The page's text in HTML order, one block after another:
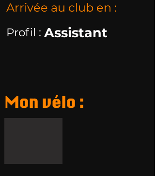
Arrivée au club en :
Profil : Assistant
Mon vélo :